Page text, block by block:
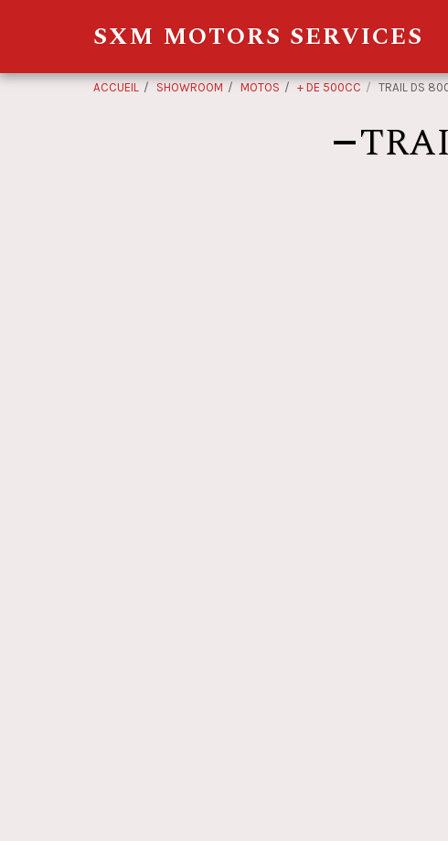
SXM MOTORS SERVICES
ACCUEIL SHOWROOM MOTOS + DE 500CC TRAIL DS